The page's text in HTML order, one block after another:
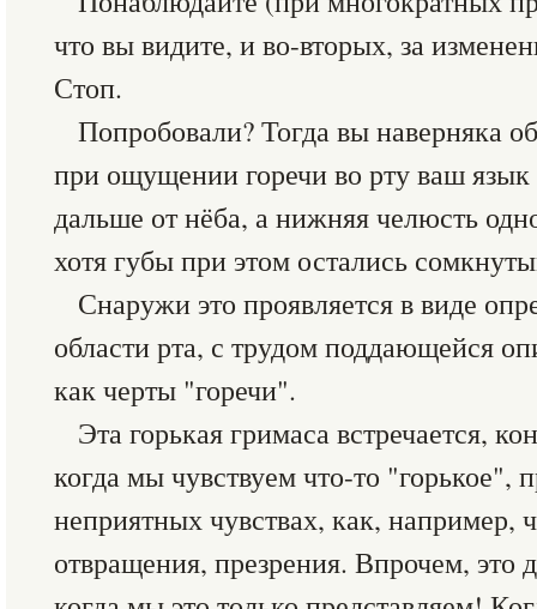
что вы видите, и во-вторых, за
Стоп.
Попробовали? Тогда вы наверняка
при ощущении горечи во рту ваш
дальше от нёба, а нижняя челюсть
хотя губы при этом остались
Снаружи это проявляется в виде
области рта, с трудом поддающейся
как черты "горечи".
Эта горькая гримаса встречается,
когда мы чувствуем что-то "горькое",
неприятных чувствах, как, например,
отвращения, презрения. Впрочем, это